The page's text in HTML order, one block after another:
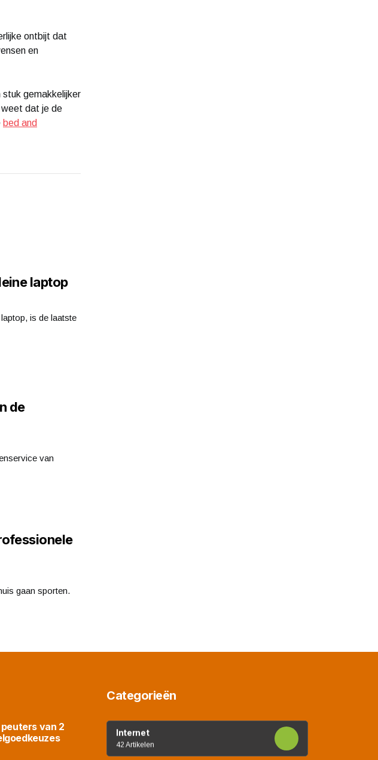
ontbijt dat
en
stuk gemakkelijker
weet dat je de
bed and
laptop
is de laatste
de
van
gaan sporten.
van 2
Categorieën
Internet
42 Artikelen